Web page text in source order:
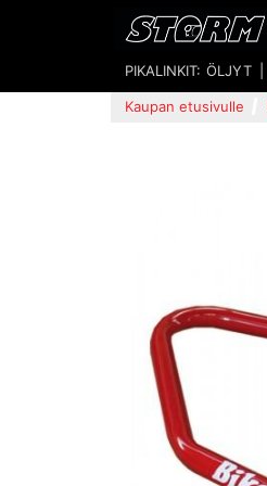
PIKALINKIT: ÖLJYT
Kaupan etusivulle